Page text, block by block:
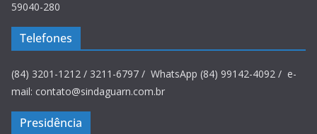
59040-280
Telefones
(84) 3201-1212 / 3211-6797 / WhatsApp (84) 99142-4092 / e-
mail: contato@sindaguarn.com.br
Presidência